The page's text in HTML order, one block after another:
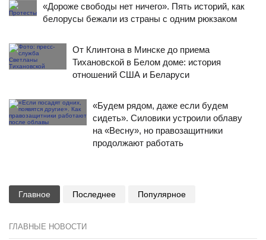
«Дороже свободы нет ничего». Пять историй, как
белорусы бежали из страны с одним рюкзаком
От Клинтона в Минске до приема
Тихановской в Белом доме: история
отношений США и Беларуси
«Будем рядом, даже если будем
сидеть». Силовики устроили облаву
на «Весну», но правозащитники
продолжают работать
Главное Последнее Популярное
ГЛАВНЫЕ НОВОСТИ